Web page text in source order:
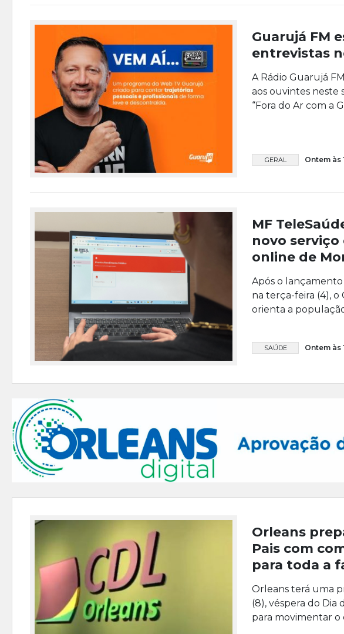
Guarujá FM
entrevistas
A Rádio Guarujá
aos ouvintes neste
“Fora do Ar com a
GERAL Ontem às
MF
novo
online de
Após o
na terça-feira (4),
orienta a
SAÚDE Ontem às
Orleans
Pais com
para toda a
Orleans terá uma
(8), véspera do Dia
para movimentar o